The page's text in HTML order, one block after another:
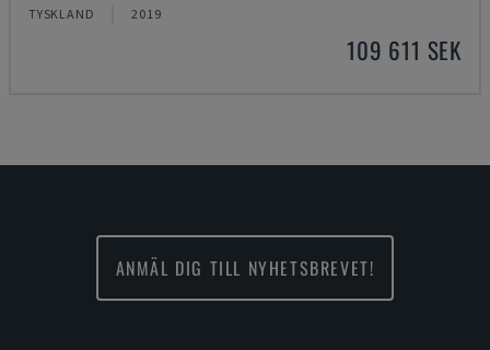
TYSKLAND 2019
109 611 SEK
ANMÄL DIG TILL NYHETSBREVET!